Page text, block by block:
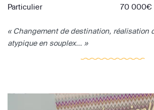
Particulier
70 000€
« Changement de destination, réalisation
atypique en souplex... »